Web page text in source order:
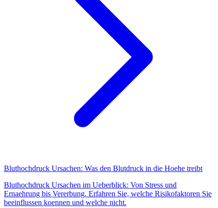
Bluthochdruck Ursachen: Was den Blutdruck in die Hoehe treibt
Bluthochdruck Ursachen im Ueberblick: Von Stress und
Ernaehrung bis Vererbung. Erfahren Sie, welche Risikofaktoren Sie
beeinflussen koennen und welche nicht.